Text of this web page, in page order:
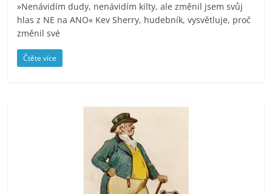
»Nenávidím dudy, nenávidím kilty, ale změnil jsem svůj
hlas z NE na ANO« Kev Sherry, hudebník, vysvětluje, proč
změnil své
Čtěte více